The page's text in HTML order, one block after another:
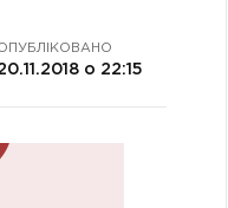
о 22:15